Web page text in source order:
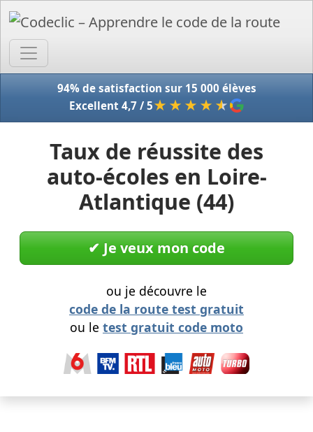
94% de satisfaction sur 15 000 élèves
Excellent 4,7 / 5★★★★ ★
Taux de réussite des
auto-écoles en Loire-
Atlantique (44)
✔︎ Je veux mon code
ou je découvre le
code de la route test gratuit
ou le test gratuit code moto